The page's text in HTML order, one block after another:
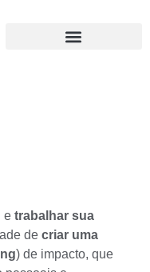
e trabalhar sua
de criar uma
) de impacto, que